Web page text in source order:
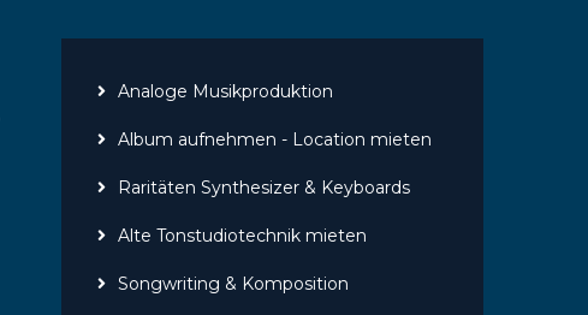
Analoge Musikproduktion
Album aufnehmen - Location mieten
Raritäten Synthesizer & Keyboards
Alte Tonstudiotechnik mieten
Songwriting & Komposition